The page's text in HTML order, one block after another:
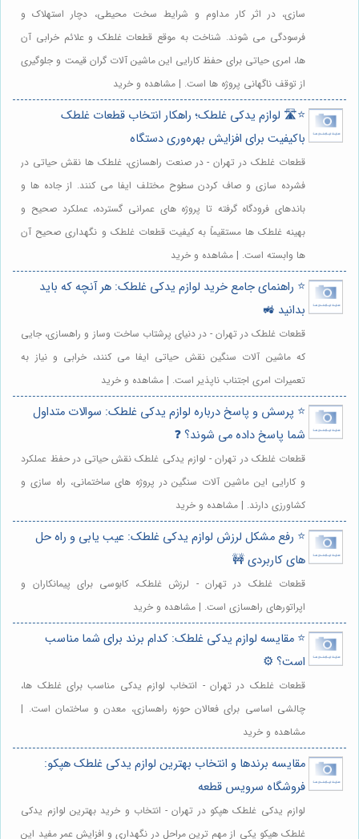
سازی، در اثر کار مداوم و شرایط سخت محیطی، دچار استهلاک و
فرسودگی می شوند. شناخت به موقع قطعات غلطک و علائم خرابی آن
ها، امری حیاتی برای حفظ کارایی این ماشین آلات گران قیمت و جلوگیری
از توقف ناگهانی پروژه ها است. | مشاهده و خرید
⭐️🛣️ لوازم یدکی غلطک؛ راهکار انتخاب قطعات غلطک
باکیفیت برای افزایش بهره‌وری دستگاه
قطعات غلطک در تهران - در صنعت راهسازی، غلطک ها نقش حیاتی در
فشرده سازی و صاف کردن سطوح مختلف ایفا می کنند. از جاده ها و
باندهای فرودگاه گرفته تا پروژه های عمرانی گسترده، عملکرد صحیح و
بهینه غلطک ها مستقیماً به کیفیت قطعات غلطک و نگهداری صحیح آن
ها وابسته است. | مشاهده و خرید
⭐️ راهنمای جامع خرید لوازم یدکی غلطک: هر آنچه که باید
بدانید 🚜
قطعات غلطک در تهران - در دنیای پرشتاب ساخت وساز و راهسازی، جایی
که ماشین آلات سنگین نقش حیاتی ایفا می کنند، خرابی و نیاز به
تعمیرات امری اجتناب ناپذیر است. | مشاهده و خرید
⭐️ پرسش و پاسخ درباره لوازم یدکی غلطک: سوالات متداول
شما پاسخ داده می شوند؟ ❓
قطعات غلطک در تهران - لوازم یدکی غلطک نقش حیاتی در حفظ عملکرد
و کارایی این ماشین آلات سنگین در پروژه های ساختمانی، راه سازی و
کشاورزی دارند. | مشاهده و خرید
⭐️ رفع مشکل لرزش لوازم یدکی غلطک: عیب یابی و راه حل
های کاربردی 🚧
قطعات غلطک در تهران - لرزش غلطک، کابوسی برای پیمانکاران و
اپراتورهای راهسازی است. | مشاهده و خرید
⭐️ مقایسه لوازم یدکی غلطک: کدام برند برای شما مناسب
است؟ ⚙️
قطعات غلطک در تهران - انتخاب لوازم یدکی مناسب برای غلطک ها،
چالشی اساسی برای فعالان حوزه راهسازی، معدن و ساختمان است. |
مشاهده و خرید
مقایسه برندها و انتخاب بهترین لوازم یدکی غلطک هپکو:
فروشگاه سرویس قطعه
لوازم یدکی غلطک هپکو در تهران - انتخاب و خرید بهترین لوازم یدکی
غلطک هپکو یکی از مهم ترین مراحل در نگهداری و افزایش عمر مفید این